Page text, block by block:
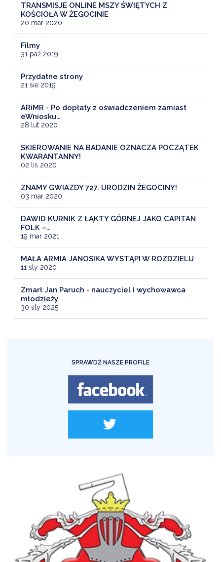
TRANSMISJE ONLINE MSZY ŚWIĘTYCH Z
KOŚCIOŁA W ŻEGOCINIE
20 mar 2020
Filmy
31 paź 2019
Przydatne strony
21 sie 2019
ARiMR - Po dopłaty z oświadczeniem zamiast
eWniosku…
28 lut 2020
SKIEROWANIE NA BADANIE OZNACZA POCZĄTEK
KWARANTANNY!
02 lis 2020
ZNAMY GWIAZDY 727. URODZIN ŻEGOCINY!
03 mar 2020
DAWID KURNIK Z ŁĄKTY GÓRNEJ JAKO CAPITAN
FOLK –…
19 mar 2021
MAŁA ARMIA JANOSIKA WYSTĄPI W ROZDZIELU
11 sty 2020
Zmarł Jan Paruch - nauczyciel i wychowawca
młodzieży
30 sty 2025
SPRAWDŹ NASZE PROFILE